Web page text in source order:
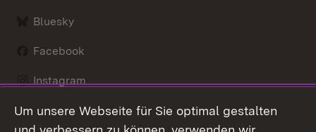
Bluesky
Facebook
Instagram
LinkedIn
Um unsere Webseite für Sie optimal gestalten